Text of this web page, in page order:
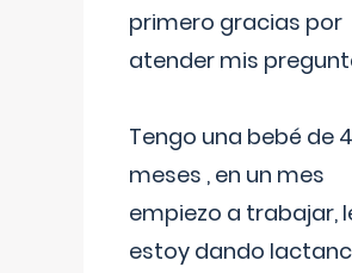
primero gracias por
atender mis
Tengo una bebé de 4
meses , en un mes
empiezo a trabajar,
estoy dando